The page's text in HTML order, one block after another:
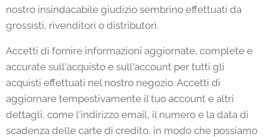
nostro insindacabile giudizio sembrino effettuati da
grossisti, rivenditori o distributori.
Accetti di fornire informazioni aggiornate, complete e
accurate sull'acquisto e sull'account per tutti gli
acquisti effettuati nel nostro negozio. Accetti di
aggiornare tempestivamente il tuo account e altri
dettagli, come l'indirizzo email, il numero e la data di
scadenza delle carte di credito, in modo che possiamo